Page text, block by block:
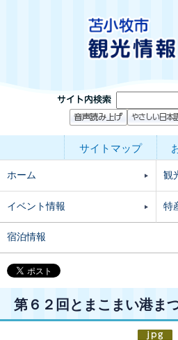
サイトマップ
ホーム 観
イベント情報 特
宿泊情報
第６２回とまこまい港